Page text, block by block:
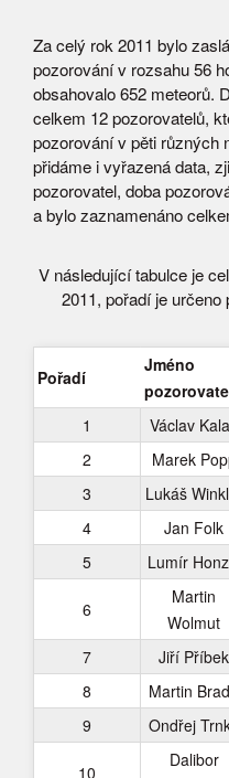
Za celý rok 2011 bylo
pozorování v rozsahu 56
obsahovalo 652 meteorů.
celkem 12 pozorovatelů,
pozorování v pěti různých
přidáme i vyřazená data,
pozorovatel, doba
a bylo zaznamenáno
V následující tabulce je
2011, pořadí je určeno
Pořadí
Jméno
1 Václav
2
Marek
3
Lukáš
4
Jan Folk
5
Lumír
6
Martin
Wolmut
7 Jiří Příbek
8
Martin
9
Ondřej
10
Dalibor